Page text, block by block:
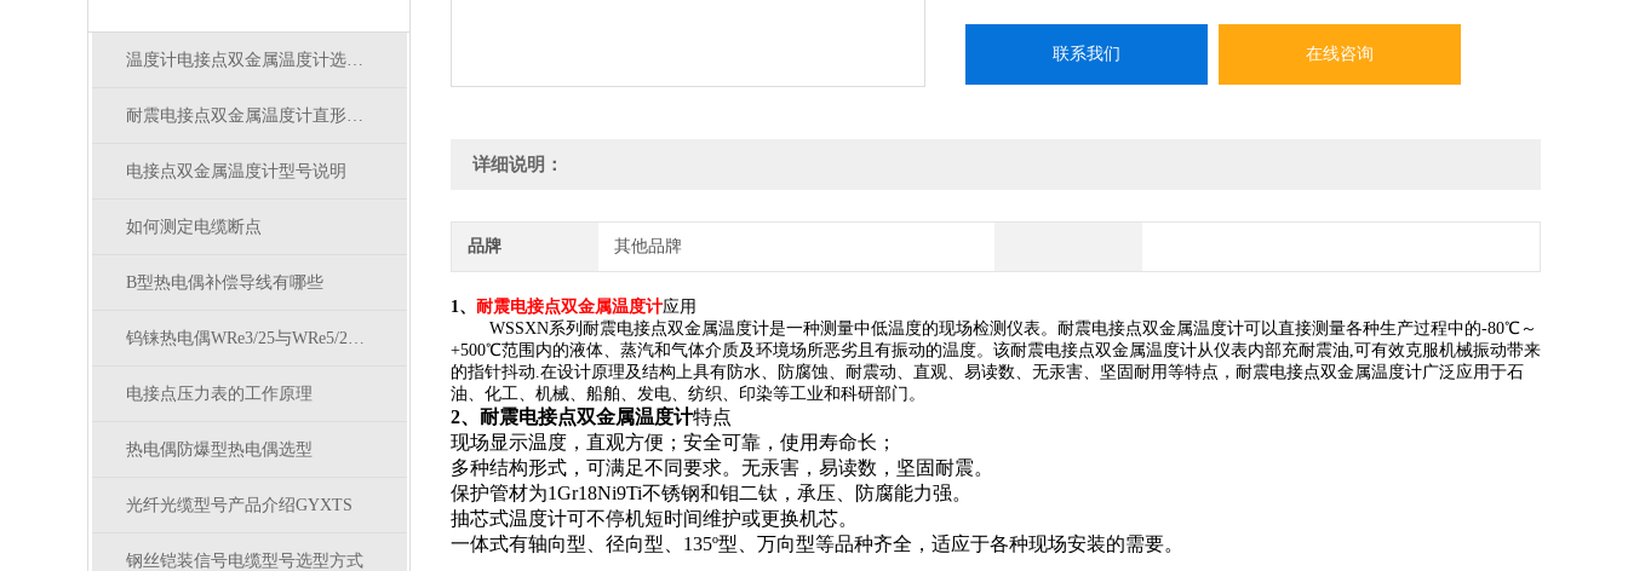
温度计电接点双金属温度计选型参数
耐震电接点双金属温度计直形连接头选型
电接点双金属温度计型号说明
如何测定电缆断点
B型热电偶补偿导线有哪些
钨铼热电偶WRe3/25与WRe5/26的区别
电接点压力表的工作原理
热电偶防爆型热电偶选型
光纤光缆型号产品介绍GYXTS
钢丝铠装信号电缆型号选型方式
联系我们 在线咨询
详细说明：
品牌 其他品牌
1、 耐震电接点双金属温度计应用
WSSXN系列耐震电接点双金属温度计是一种测量中低温度的现场检测仪表。耐震电接点双金属温度计可以直接测量各种生产过程中的-80℃～
+500℃范围内的液体、蒸汽和气体介质及环境场所恶劣且有振动的温度。该耐震电接点双金属温度计从仪表内部充耐震油,可有效克服机械振动带来
的指针抖动.在设计原理及结构上具有防水、防腐蚀、耐震动、直观、易读数、无汞害、坚固耐用等特点，耐震电接点双金属温度计广泛应用于石
油、化工、机械、船舶、发电、纺织、印染等工业和科研部门。
2、耐震电接点双金属温度计特点
现场显示温度，直观方便；安全可靠，使用寿命长；
多种结构形式，可满足不同要求。无汞害，易读数，坚固耐震。
保护管材为1Gr18Ni9Ti不锈钢和钼二钛，承压、防腐能力强。
抽芯式温度计可不停机短时间维护或更换机芯。
一体式有轴向型、径向型、135º型、万向型等品种齐全，适应于各种现场安装的需要。